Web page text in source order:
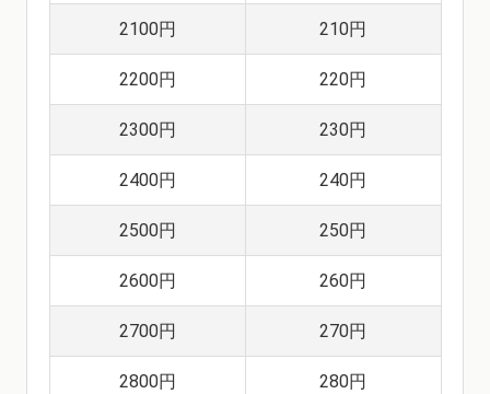
2100円 210円
2200円 220円
2300円 230円
2400円 240円
2500円 250円
2600円 260円
2700円 270円
2800円 280円